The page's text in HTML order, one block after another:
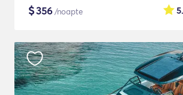
$356 /noapte